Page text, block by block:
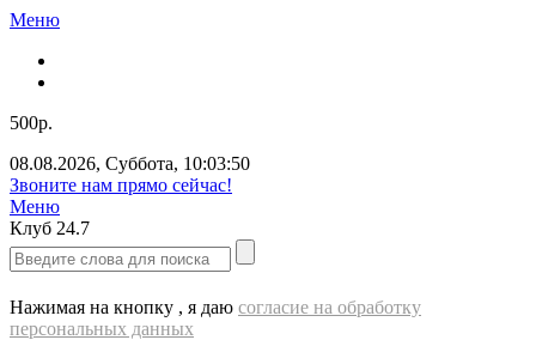
Меню
500р.
08.08.2026, Суббота, 10:03:50
Звоните нам прямо сейчас!
Меню
Клуб 24.7
Нажимая на кнопку , я даю согласие на обработку
персональных данных